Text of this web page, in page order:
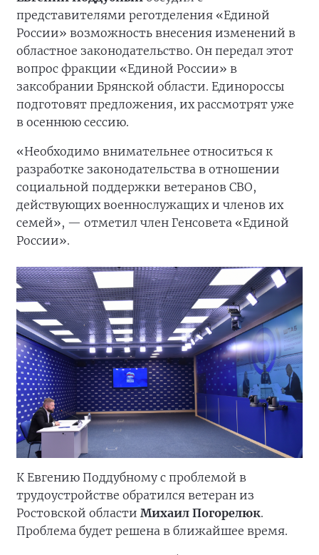
представителями реготделения «Единой
России» возможность внесения изменений в
областное законодательство. Он передал этот
вопрос фракции «Единой России» в
заксобрании Брянской области. Единороссы
подготовят предложения, их рассмотрят уже
в осеннюю сессию.
«Необходимо внимательнее относиться к
разработке законодательства в отношении
социальной поддержки ветеранов СВО,
действующих военнослужащих и членов их
семей», — отметил член Генсовета «Единой
России».
К Евгению Поддубному с проблемой в
трудоустройстве обратился ветеран из
Ростовской области Михаил Погорелюк.
Проблема будет решена в ближайшее время.